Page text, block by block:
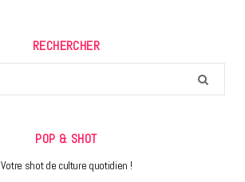
RECHERCHER
POP & SHOT
Votre shot de culture quotidien !